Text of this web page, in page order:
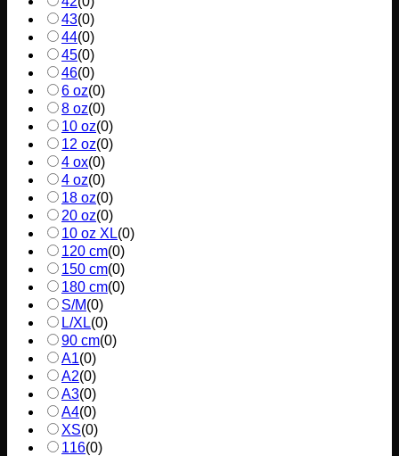
43(0)
44(0)
45(0)
46(0)
6 oz(0)
8 oz(0)
10 oz(0)
12 oz(0)
4 ox(0)
4 oz(0)
18 oz(0)
20 oz(0)
10 oz XL(0)
120 cm(0)
150 cm(0)
180 cm(0)
S/M(0)
L/XL(0)
90 cm(0)
A1(0)
A2(0)
A3(0)
A4(0)
XS(0)
116(0)